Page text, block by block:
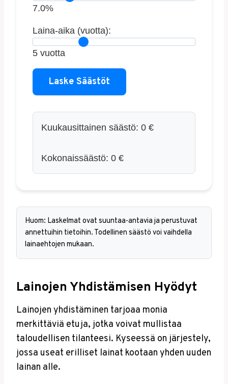
7.0%
Laina-aika (vuotta):
5 vuotta
Laske Säästöt
Kuukausittainen säästö: 0 €
Kokonaissäästö: 0 €
Huom: Laskelmat ovat suuntaa-antavia ja perustuvat
annettuihin tietoihin. Todellinen säästö voi vaihdella
lainaehtojen mukaan.
Lainojen Yhdistämisen Hyödyt
Lainojen yhdistäminen tarjoaa monia
merkittäviä etuja, jotka voivat mullistaa
taloudellisen tilanteesi. Kyseessä on järjestely,
jossa useat erilliset lainat kootaan yhden uuden
lainan alle.